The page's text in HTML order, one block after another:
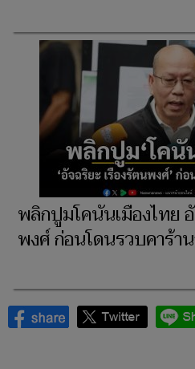
พลิกปูมโคนันเมืองไทย
พงศ์ ก่อนโดนรวบคาร้า